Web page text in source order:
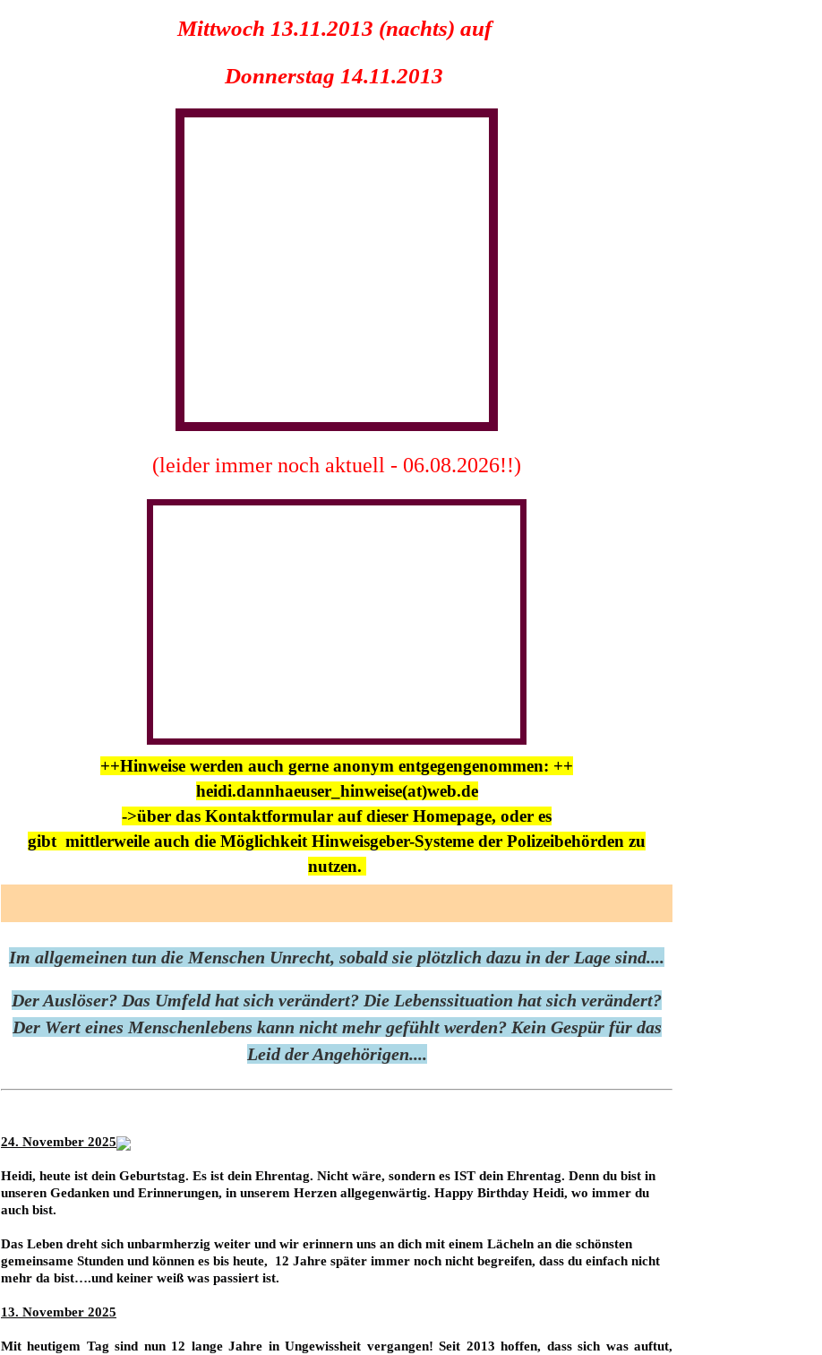
Mittwoch 13.11.2013 (nachts) auf
Donnerstag 14.11.2013
(leider immer noch aktuell - 06.08.2026!!)
++Hinweise werden auch gerne anonym entgegengenommen: ++
heidi.dannhaeuser_hinweise(at)web.de
->über das Kontaktformular auf dieser Homepage, oder es
gibt mittlerweile auch die Möglichkeit Hinweisgeber-Systeme der Polizeibehörden zu
nutzen.
Im allgemeinen tun die Menschen Unrecht, sobald sie plötzlich dazu in der Lage sind....
Der Auslöser? Das Umfeld hat sich verändert? Die Lebenssituation hat sich verändert?
Der Wert eines Menschenlebens kann nicht mehr gefühlt werden? Kein Gespür für das
Leid der Angehörigen....
24. November 2025
Heidi, heute ist dein Geburtstag. Es ist dein Ehrentag. Nicht wäre, sondern es IST dein Ehrentag. Denn du bist in
unseren Gedanken und Erinnerungen, in unserem Herzen allgegenwärtig. Happy Birthday Heidi, wo immer du
auch bist.
Das Leben dreht sich unbarmherzig weiter und wir erinnern uns an dich mit einem Lächeln an die schönsten
gemeinsame Stunden und können es bis heute,  12 Jahre später immer noch nicht begreifen, dass du einfach nicht
mehr da bist….und keiner weiß was passiert ist.
13. November 2025
Mit heutigem Tag sind nun 12 lange Jahre in Ungewissheit vergangen! Seit 2013 hoffen, dass sich was auftut,